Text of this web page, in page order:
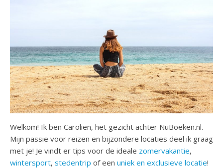
Welkom! Ik ben Carolien, het gezicht achter NuBoeken.nl.
Mijn passie voor reizen en bijzondere locaties deel ik graag
met je! Je vindt er tips voor de ideale zomervakantie,
wintersport, stedentrip of een uniek en exclusieve locatie!